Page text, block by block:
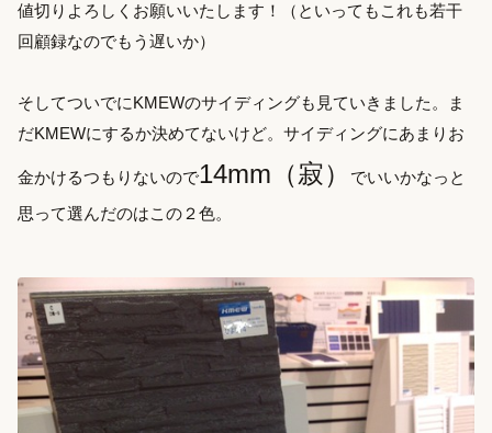
値切りよろしくお願いいたします！（といってもこれも若干
回顧録なのでもう遅いか）
そしてついでにKMEWのサイディングも見ていきました。ま
だKMEWにするか決めてないけど。サイディングにあまりお
金かけるつもりないので14mm（寂）
でいいかなっと
思って選んだのはこの２色。